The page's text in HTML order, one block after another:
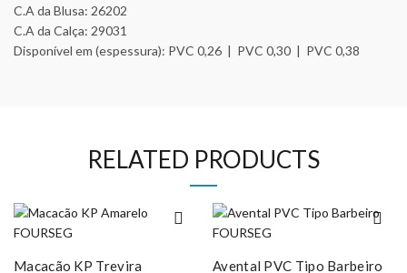
C.A da Blusa: 26202
C.A da Calça: 29031
Disponível em (espessura): PVC 0,26 | PVC 0,30 | PVC 0,38
RELATED PRODUCTS
Macacão KP Trevira
Avental PVC Tipo Barbeiro